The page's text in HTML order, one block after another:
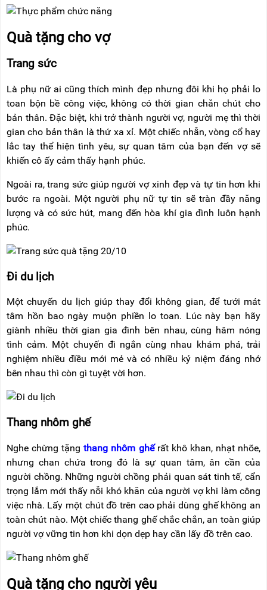
Quà tặng cho vợ
Trang sức
Là phụ nữ ai cũng thích mình đẹp nhưng đôi khi họ phải lo
toan bộn bề công việc, không có thời gian chăn chút cho
bản thân. Đặc biệt, khi trở thành người vợ, người mẹ thì thời
gian cho bản thân là thứ xa xỉ. Một chiếc nhẫn, vòng cổ hay
lắc tay thể hiện tình yêu, sự quan tâm của bạn đến vợ sẽ
khiến cô ấy cảm thấy hạnh phúc.
Ngoài ra, trang sức giúp người vợ xinh đẹp và tự tin hơn khi
bước ra ngoài. Một người phụ nữ tự tin sẽ tràn đầy năng
lượng và có sức hút, mang đến hòa khí gia đình luôn hạnh
phúc.
Đi du lịch
Một chuyến du lịch giúp thay đổi không gian, để tưới mát
tâm hồn bao ngày muộn phiền lo toan. Lúc này bạn hãy
giành nhiều thời gian gia đình bên nhau, cùng hâm nóng
tình cảm. Một chuyến đi ngắn cùng nhau khám phá, trải
nghiệm nhiều điều mới mẻ và có nhiều kỷ niệm đáng nhớ
bên nhau thì còn gì tuyệt vời hơn.
Thang nhôm ghế
Nghe chừng tặngthang nhôm ghếrất khô khan, nhạt nhõe,
nhưng chan chứa trong đó là sự quan tâm, ân cần của
người chồng. Những người chồng phải quan sát tinh tế, cẩn
trọng lắm mới thấy nỗi khó khăn của người vợ khi làm công
việc nhà. Lấy một chút đồ trên cao phải dùng ghế không an
toàn chút nào. Một chiếc thang ghế chắc chắn, an toàn giúp
người vợ vững tin hơn khi dọn dẹp hay cần lấy đồ trên cao.
Quà tặng cho người yêu